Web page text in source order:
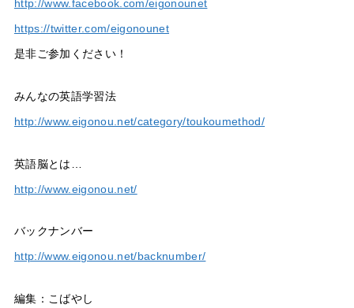
http://www.facebook.com/eigonounet
https://twitter.com/eigonounet
是非ご参加ください！
みんなの英語学習法
http://www.eigonou.net/category/toukoumethod/
英語脳とは…
http://www.eigonou.net/
バックナンバー
http://www.eigonou.net/backnumber/
編集：こばやし